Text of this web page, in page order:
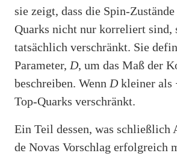
sie zeigt, dass die Spin-
Quarks nicht nur korreliert sind,
tatsächlich verschränkt. Sie
Parameter, D, um das Maß der
beschreiben. Wenn D kleiner als
Top-Quarks verschränkt.
Ein Teil dessen, was schließlich
de Novas Vorschlag erfolgreich